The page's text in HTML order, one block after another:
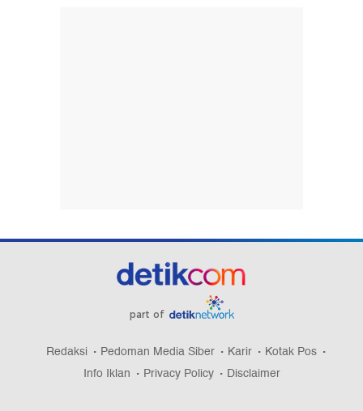
part of
Redaksi Pedoman Media Siber Karir
Kotak Pos
Info Iklan
Privacy Policy Disclaimer